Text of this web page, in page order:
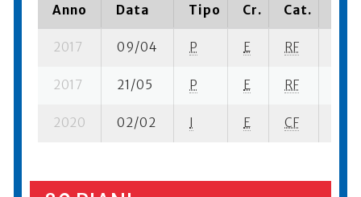
Anno Data Tipo Cr. Cat.
2017 09/04 P E RF
2017 21/05 P E RF
2020 02/02 I E CF